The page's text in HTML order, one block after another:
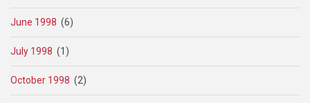
June 1998 (6)
July 1998 (1)
October 1998 (2)